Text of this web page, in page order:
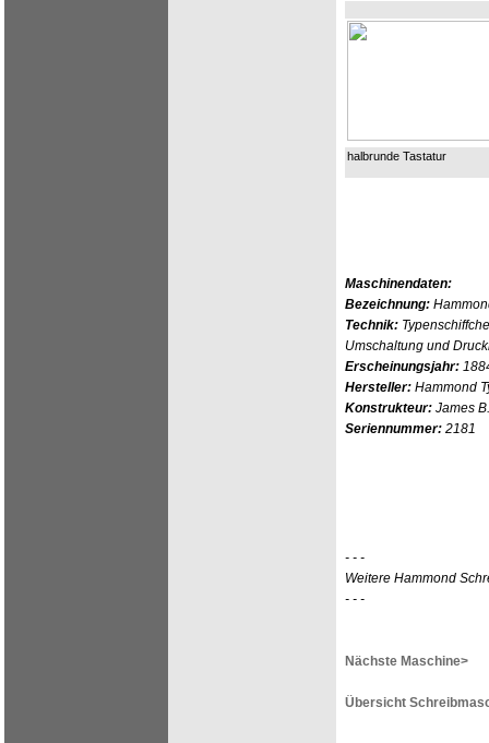
halbrunde Tastatur
Maschinendaten:
Bezeichnung:
Technik:
Umschaltung und
Erscheinungsjahr:
Hersteller: Hammond
Konstrukteur: James
Seriennummer: 2181
- - -
Weitere Hammond
- - -
Nächste Maschine>
Übersicht